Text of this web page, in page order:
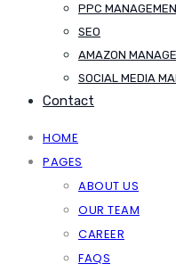
PPC
SEO
AMAZON
SOCIAL MEDIA
Contact
HOME
PAGES
ABOUT US
OUR TEAM
CAREER
FAQS